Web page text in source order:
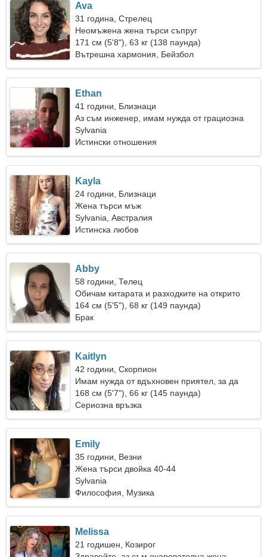
Ava
31 година, Стрелец
Неомъжена жена търси съпруг
171 см (5'8"), 63 кг (138 паунда)
Вътрешна хармония, Бейзбол
Ethan
41 години, Близнаци
Аз съм инженер, имам нужда от грациозна
жена
Sylvania
Истински отношения
Kayla
24 години, Близнаци
Жена търси мъж
Sylvania, Австралия
Истинска любов
Abby
58 години, Телец
Обичам китарата и разходките на открито
164 см (5'5"), 68 кг (149 паунда)
Брак
Kaitlyn
42 години, Скорпион
Имам нужда от вдъхновен приятел, за да
танцуваме заедно
168 см (5'7"), 66 кг (145 паунда)
Сериозна връзка
Emily
35 години, Везни
Жена търси двойка 40-44
Sylvania
Философия, Музика
Melissa
21 годишен, Козирог